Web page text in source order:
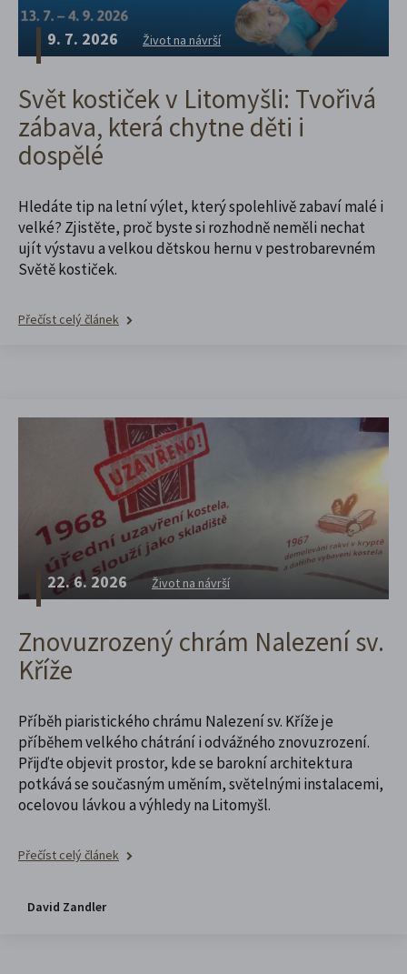
9. 7. 2026 Život na návrší
Svět kostiček v Litomyšli: Tvořivá
zábava, která chytne děti i
dospělé
Hledáte tip na letní výlet, který spolehlivě zabaví malé i
velké? Zjistěte, proč byste si rozhodně neměli nechat
ujít výstavu a velkou dětskou hernu v pestrobarevném
Světě kostiček.
Přečíst celý článek
22. 6. 2026 Život na návrší
Znovuzrozený chrám Nalezení sv.
Kříže
Příběh piaristického chrámu Nalezení sv. Kříže je
příběhem velkého chátrání i odvážného znovuzrození.
Přijďte objevit prostor, kde se barokní architektura
potkává se současným uměním, světelnými instalacemi,
ocelovou lávkou a výhledy na Litomyšl.
Přečíst celý článek
David Zandler